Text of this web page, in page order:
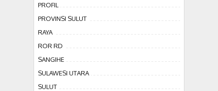
PROFIL
PROVINSI SULUT
RAYA
ROR RD
SANGIHE
SULAWESI UTARA
SULUT